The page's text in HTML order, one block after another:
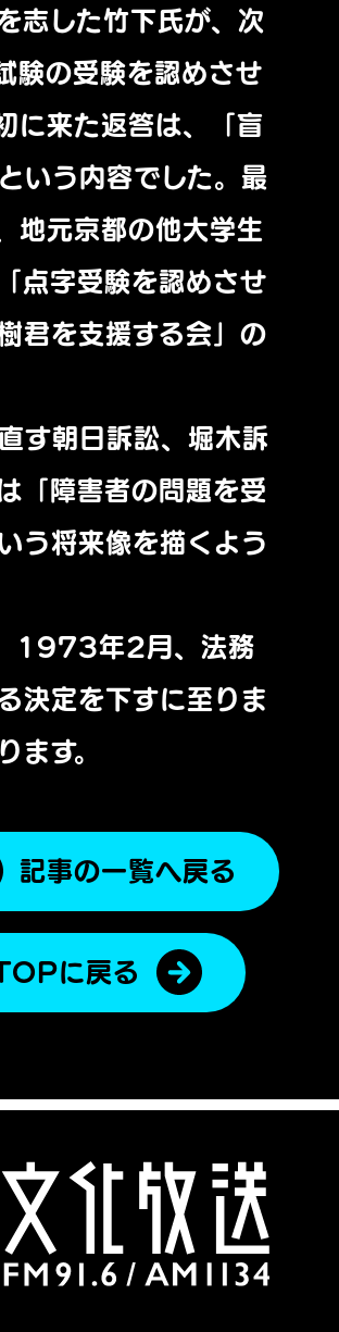
志した竹下氏が、次
験の受験を認めさせ
に来た返答は、「盲
いう内容でした。最
地元京都の他大学生
点字受験を認めさせ
君を支援する会」の
す朝日訴訟、堀木訴
「障害者の問題を受
う将来像を描くよう
、1973年2月、法務
決定を下すに至りま
ます。
記事の一覧へ戻る
に戻る